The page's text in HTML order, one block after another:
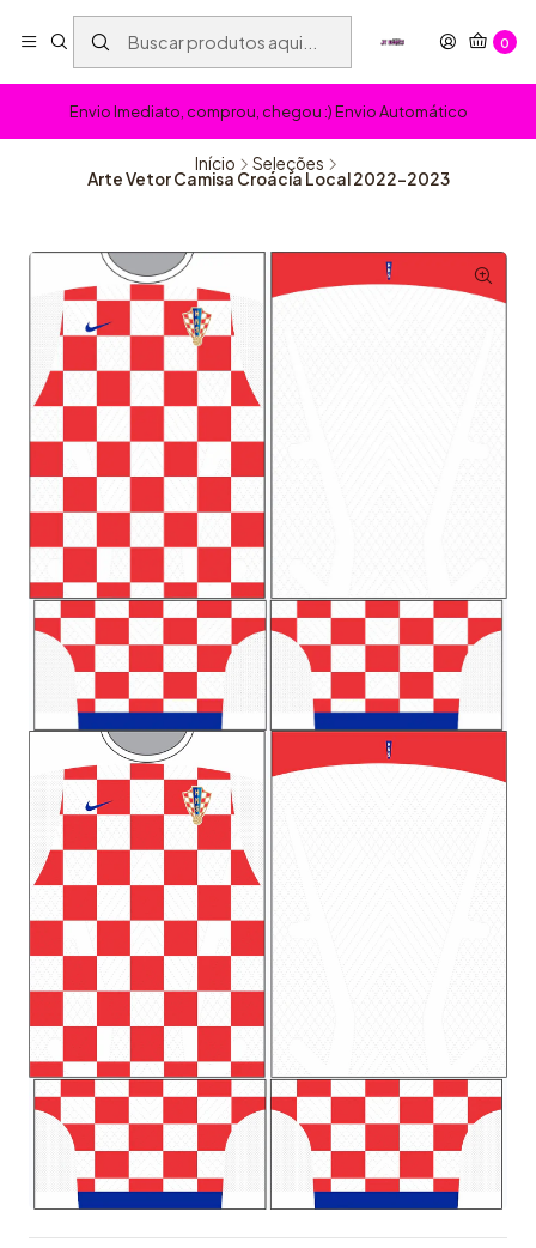
0
Envio Imediato, comprou, chegou :) Envio Automático
Início Seleções
Arte Vetor Camisa Croácia Local 2022-2023